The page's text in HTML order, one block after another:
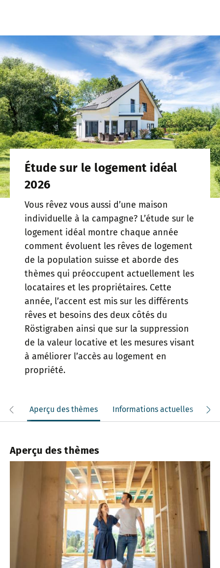
Étude sur le logement idéal
2026
Vous rêvez vous aussi d’une maison
individuelle à la campagne? L’étude sur le
logement idéal montre chaque année
comment évoluent les rêves de logement
de la population suisse et aborde des
thèmes qui préoccupent actuellement les
locataires et les propriétaires. Cette
année, l’accent est mis sur les différents
rêves et besoins des deux côtés du
Röstigraben ainsi que sur la suppression
de la valeur locative et les mesures visant
à améliorer l’accès au logement en
propriété.
Aperçu des thèmes Informations actuelles
Aperçu des thèmes